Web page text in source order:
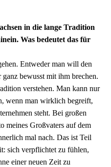
in die lange Tradition
Was bedeutet das für
Entweder man will den
bewusst mit ihm brechen.
verstehen. Man kann nur
wenn man wirklich begreift,
steht. Bei großen
meines Großvaters auf dem
mal nach. Das ist Teil
sich verpflichtet zu fühlen,
einer neuen Zeit zu